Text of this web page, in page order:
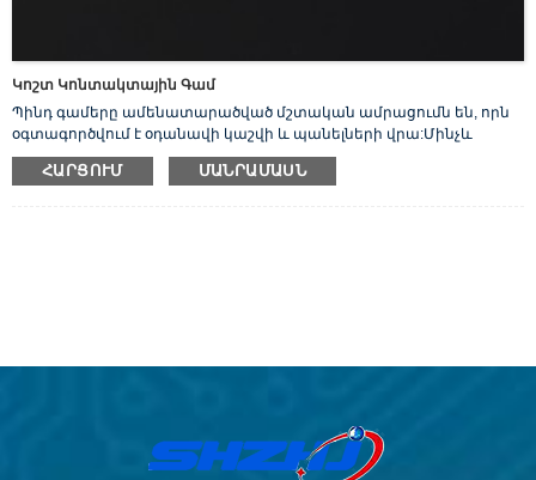
Կոշտ Կոնտակտային Գամ
Պինդ գամերը ամենատարածված մշտական ​​ամրացումն են, որն
օգտագործվում է օդանավի կաշվի և պանելների վրա:Մինչև
կիրառումը, դրանք բաղկացած են ուղղակի հարթ լիսեռից, որի մի
ծայրում կլոր, հարթ գլուխ է:
ՀԱՐՑՈՒՄ ՄԱՆՐԱՄԱՍՆ